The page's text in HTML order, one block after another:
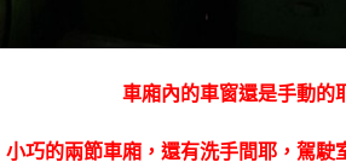
車廂內的車窗還是手動的
小巧的兩節車廂，還有洗手間耶，駕駛